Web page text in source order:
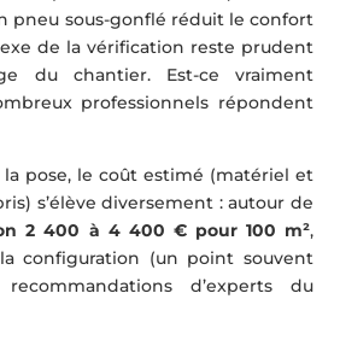
pneu sous-gonflé réduit le confort
de la vérification reste prudent
du chantier. Est-ce vraiment
professionnels répondent
pose, le coût estimé (matériel et
s’élève diversement : autour de
2 400 à 4 400 € pour 100 m²,
configuration (un point souvent
d’experts du